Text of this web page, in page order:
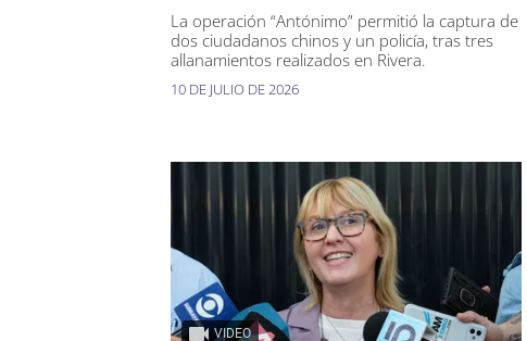
La operación “Antónimo” permitió la captura de
dos ciudadanos chinos y un policía, tras tres
allanamientos realizados en Rivera.
10 DE JULIO DE 2026
VIDEO